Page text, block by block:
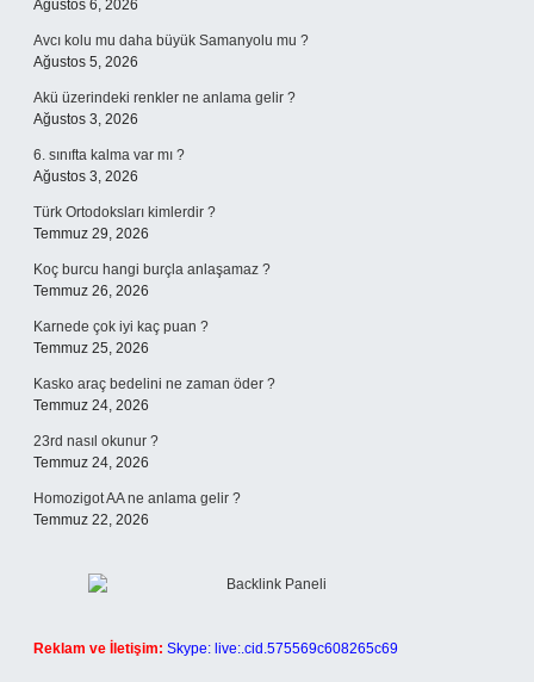
Ağustos 6, 2026
Avcı kolu mu daha büyük Samanyolu mu ?
Ağustos 5, 2026
Akü üzerindeki renkler ne anlama gelir ?
Ağustos 3, 2026
6. sınıfta kalma var mı ?
Ağustos 3, 2026
Türk Ortodoksları kimlerdir ?
Temmuz 29, 2026
Koç burcu hangi burçla anlaşamaz ?
Temmuz 26, 2026
Karnede çok iyi kaç puan ?
Temmuz 25, 2026
Kasko araç bedelini ne zaman öder ?
Temmuz 24, 2026
23rd nasıl okunur ?
Temmuz 24, 2026
Homozigot AA ne anlama gelir ?
Temmuz 22, 2026
Reklam ve İletişim: Skype: live:.cid.575569c608265c69